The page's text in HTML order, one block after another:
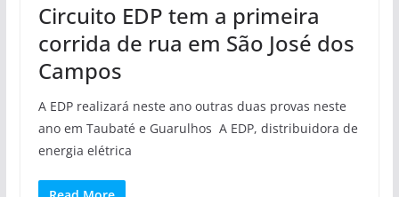
Circuito EDP tem a primeira
corrida de rua em São José dos
Campos
A EDP realizará neste ano outras duas provas neste
ano em Taubaté e Guarulhos A EDP, distribuidora de
energia elétrica